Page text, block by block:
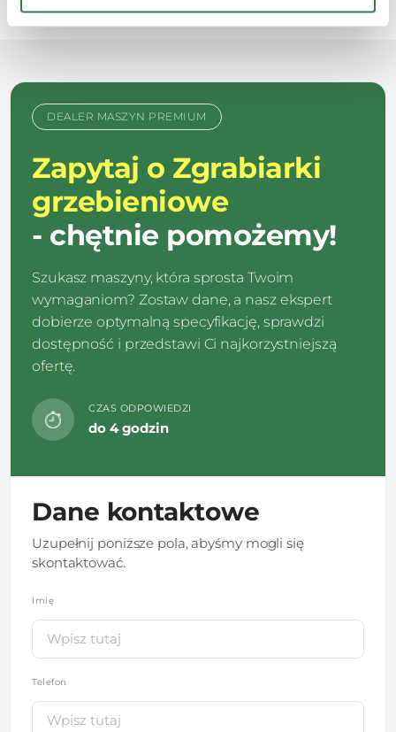
DEALER MASZYN PREMIUM
Zapytaj o Zgrabiarki
grzebieniowe
- chętnie pomożemy!
Szukasz maszyny, która sprosta Twoim
wymaganiom? Zostaw dane, a nasz ekspert
dobierze optymalną specyfikację, sprawdzi
dostępność i przedstawi Ci najkorzystniejszą
ofertę.
CZAS ODPOWIEDZI
do 4 godzin
Dane kontaktowe
Uzupełnij poniższe pola, abyśmy mogli się
skontaktować.
Imię
Telefon